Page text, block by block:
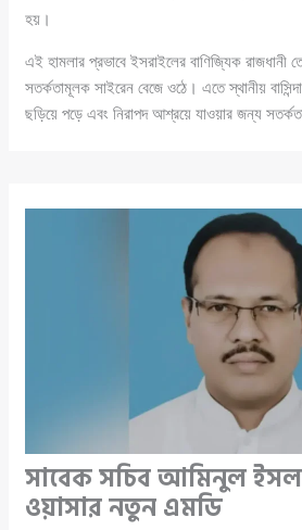
হয়।
এই হামলার প্রভাবে ইসরাইলের বাণিজ্যিক
সতর্কতামূলক সাইরেন বেজে ওঠে। এতে স্থানীয়
ছড়িয়ে পড়ে এবং নিরাপদ আশ্রয়ে যাওয়ার জন্য
সাবেক সচিব আমিনুল
ওয়াসার নতুন এমডি